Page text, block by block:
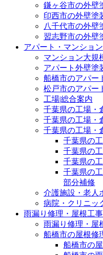
鎌ヶ谷市の外壁
印西市の外壁塗
八千代市の外壁
習志野市の外壁
アパート・マンショ
マンション大規
アパート外壁塗
船橋市のアパー
松戸市のアパー
工場|総合案内
千葉県の工場・
千葉県の工場・
千葉県の工場・
千葉県の
千葉県の
千葉県の
千葉県の
部分補修
介護施設・老人
病院・クリニッ
雨漏り修理・屋根工
雨漏り修理・屋
船橋市の屋根修
船橋市の